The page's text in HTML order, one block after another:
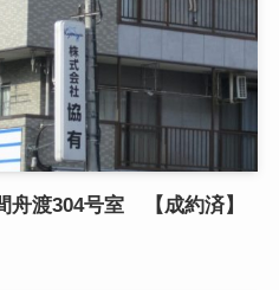
舟渡304号室 【成約済】